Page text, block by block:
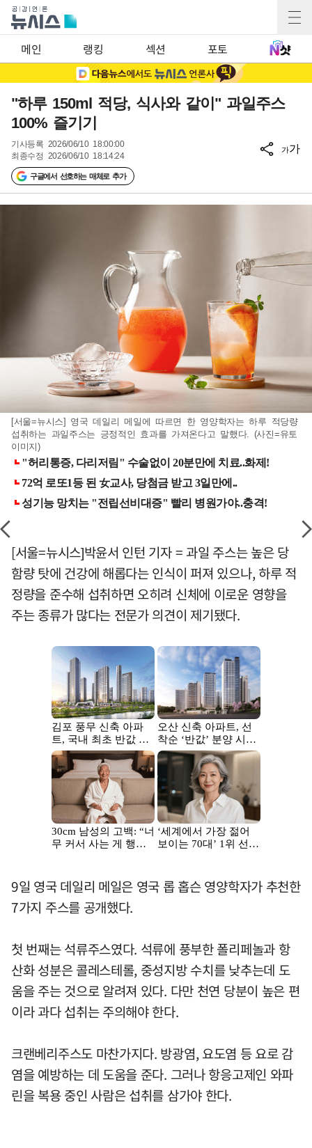
메인 랭킹 섹션 포토
"하루 150ml 적당, 식사와 같이" 과일주스
100% 즐기기
기사등록 2026/06/10 18:00:00
최종수정 2026/06/10 18:14:24
구글에서 선호하는 매체로 추가
가가
[서울=뉴시스] 영국 데일리 메일에 따르면 한 영양학자는 하루 적당량
섭취하는 과일주스는 긍정적인 효과를 가져온다고 말했다. (사진=유토
이미지)
[서울=뉴시스]박윤서 인턴 기자 = 과일 주스는 높은 당
함량 탓에 건강에 해롭다는 인식이 퍼져 있으나, 하루 적
정량을 준수해 섭취하면 오히려 신체에 이로운 영향을
주는 종류가 많다는 전문가 의견이 제기됐다.
9일 영국 데일리 메일은 영국 롭 홉슨 영양학자가 추천한
7가지 주스를 공개했다.
첫 번째는 석류주스였다. 석류에 풍부한 폴리페놀과 항
산화 성분은 콜레스테롤, 중성지방 수치를 낮추는데 도
움을 주는 것으로 알려져 있다. 다만 천연 당분이 높은 편
이라 과다 섭취는 주의해야 한다.
크랜베리주스도 마찬가지다. 방광염, 요도염 등 요로 감
염을 예방하는 데 도움을 준다. 그러나 항응고제인 와파
린을 복용 중인 사람은 섭취를 삼가야 한다.